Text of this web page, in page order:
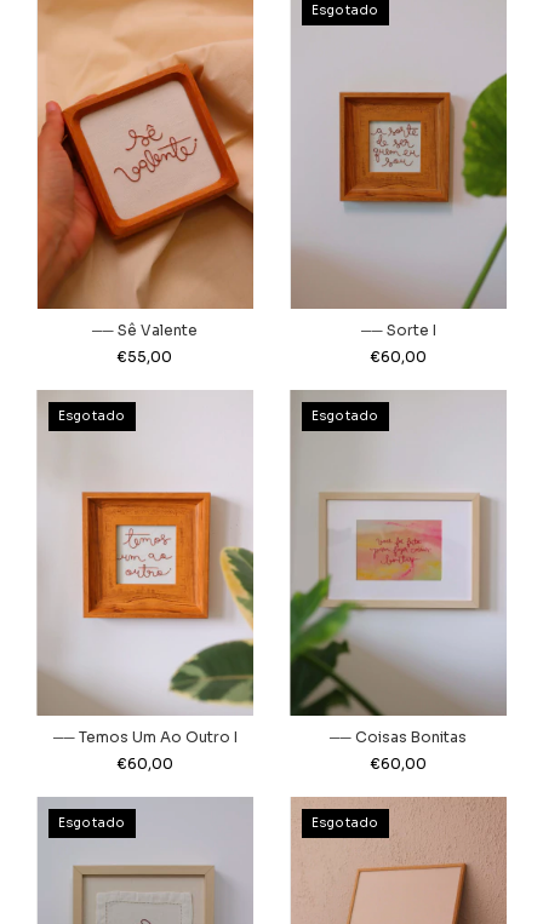
── Sê Valente
€55,00
Esgotado
── Sorte I
€60,00
Esgotado
── Temos Um Ao Outro I
€60,00
Esgotado
── Coisas Bonitas
€60,00
Esgotado Esgotado